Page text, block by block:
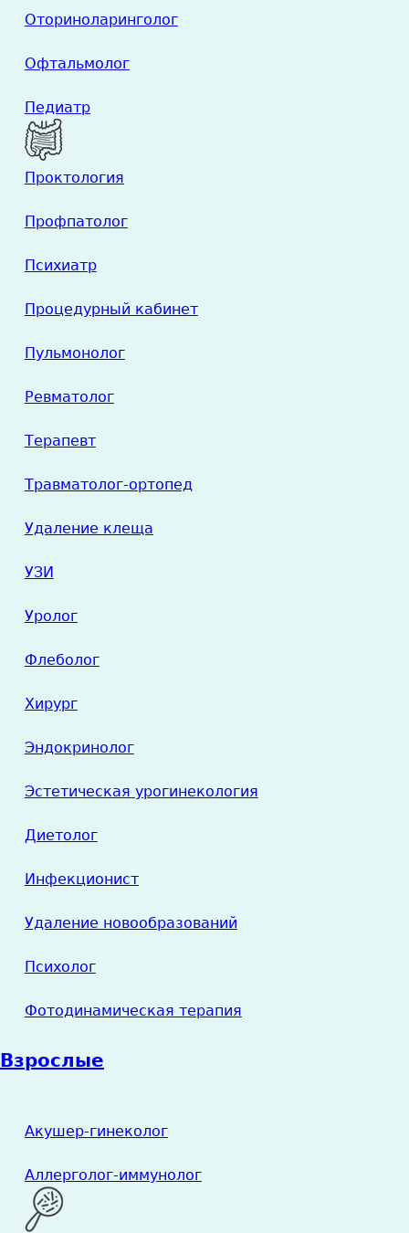
Оториноларинголог
Офтальмолог
Педиатр
Проктология
Профпатолог
Психиатр
Процедурный кабинет
Пульмонолог
Ревматолог
Терапевт
Травматолог-ортопед
Удаление клеща
УЗИ
Уролог
Флеболог
Хирург
Эндокринолог
Эстетическая урогинекология
Диетолог
Инфекционист
Удаление новообразований
Психолог
Фотодинамическая терапия
Взрослые
Акушер-гинеколог
Аллерголог-иммунолог